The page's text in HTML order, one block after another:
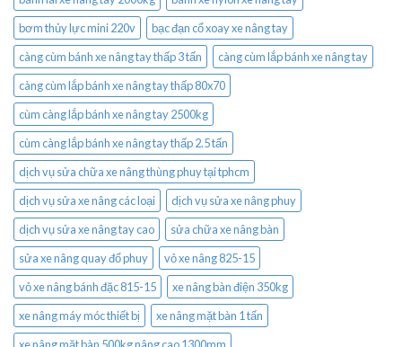
bơm thủy lực mini 220v
bạc đạn cổ xoay xe nâng tay
càng cùm bánh xe nâng tay thấp 3 tấn
càng cùm lắp bánh xe nâng tay
càng cùm lắp bánh xe nâng tay thấp 80x70
cùm càng lắp bánh xe nâng tay 2500kg
cùm càng lắp bánh xe nâng tay thấp 2.5 tấn
dịch vụ sửa chữa xe nâng thùng phuy tại tphcm
dịch vụ sửa xe nâng các loại
dịch vụ sửa xe nâng phuy
dịch vụ sửa xe nâng tay cao
sửa chữa xe nâng bàn
sửa xe nâng quay đổ phuy
vỏ xe nâng 825-15
vỏ xe nâng bánh đặc 815-15
xe nâng bàn điện 350kg
xe nâng máy móc thiết bị
xe nâng mặt bàn 1 tấn